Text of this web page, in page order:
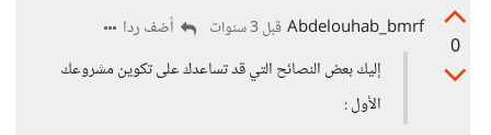
0
Abdelouhab_bmrf قبل 3 سنوات
أضف ردا
إليك بعض النصائح التي قد تساعدك على تكوين مشروعك
الأول :